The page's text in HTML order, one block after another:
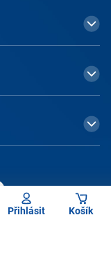
Přihlásit Košík